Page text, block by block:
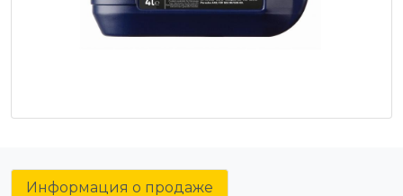
Информация о продаже